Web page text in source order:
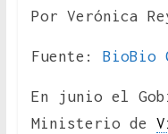
Por Verónica
Fuente: BioBio
En junio el
Ministerio de